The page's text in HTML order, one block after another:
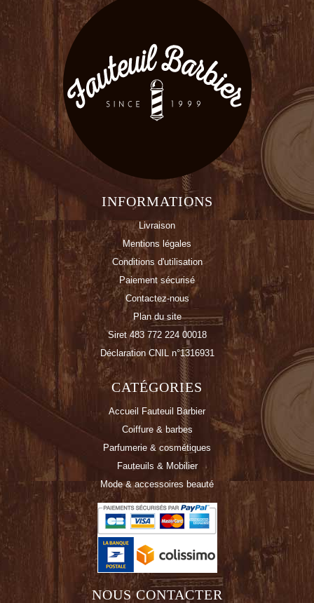
INFORMATIONS
Livraison
Mentions légales
Conditions d'utilisation
Paiement sécurisé
Contactez-nous
Plan du site
Siret 483 772 224 00018
Déclaration CNIL n°1316931
CATÉGORIES
Accueil Fauteuil Barbier
Coiffure & barbes
Parfumerie & cosmétiques
Fauteuils & Mobilier
Mode & accessoires beauté
NOUS CONTACTER